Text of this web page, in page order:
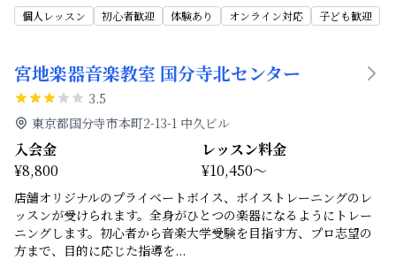
個人レッスン 初心者歓迎 体験あり オンライン対応 子ども歓迎
宮地楽器音楽教室 国分寺北センター
3.5
東京都国分寺市本町2-13-1 中久ビル
入会金
¥8,800
レッスン料金
¥10,450～
店舗オリジナルのプライベートボイス、ボイストレーニングのレ
ッスンが受けられます。全身がひとつの楽器になるようにトレー
ニングします。初心者から音楽大学受験を目指す方、プロ志望の
方まで、目的に応じた指導を...